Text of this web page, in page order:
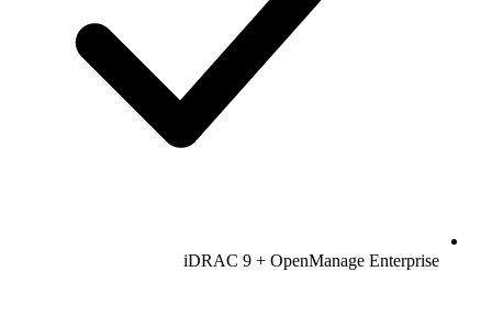
iDRAC 9 + OpenManage Enterprise